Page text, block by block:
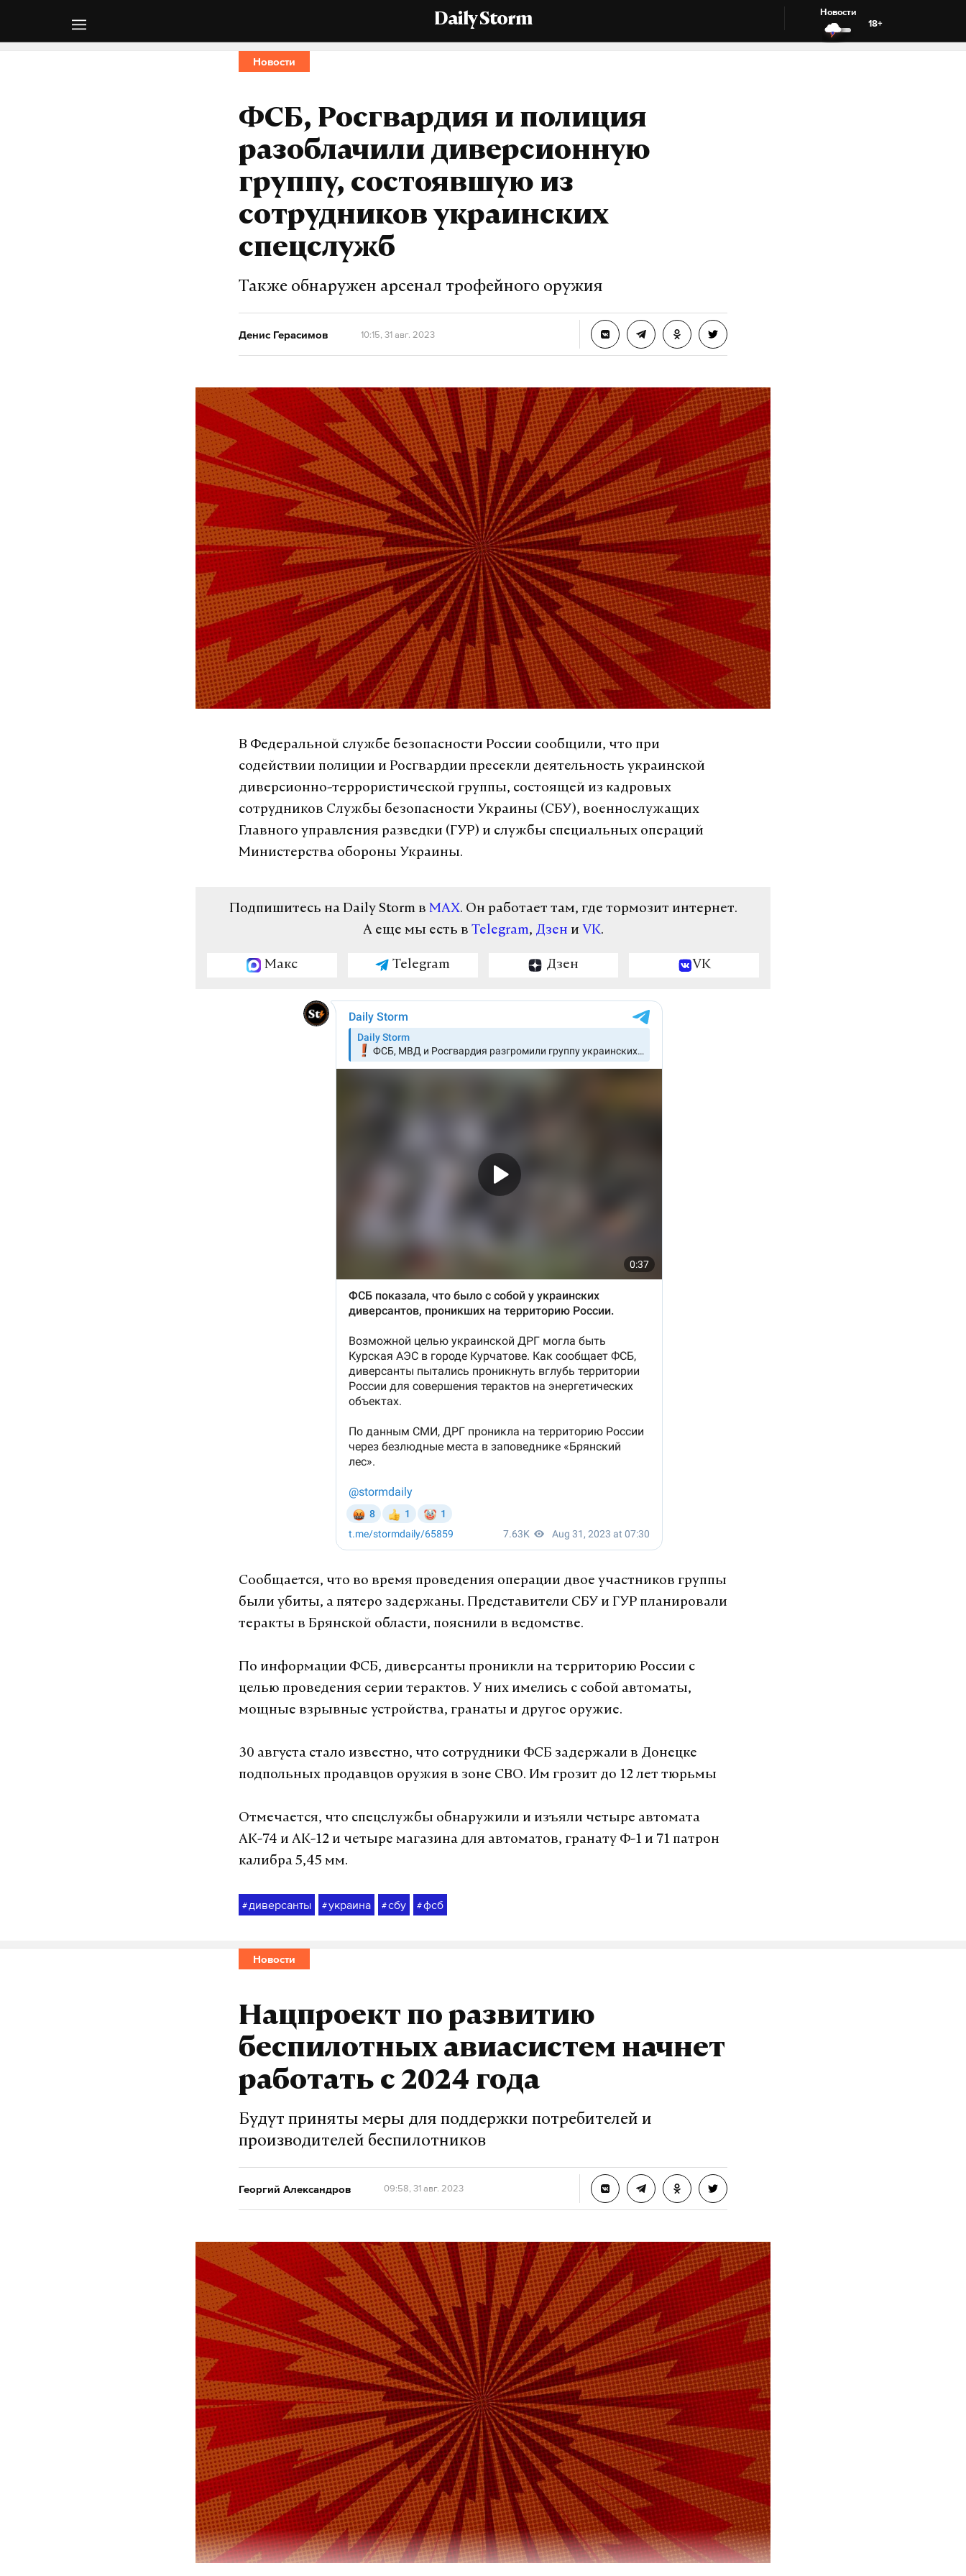
Daily Storm
Новости
18+
Новости
ФСБ, Росгвардия и полиция
разоблачили диверсионную
группу, состоявшую из
сотрудников украинских
спецслужб
Также обнаружен арсенал трофейного оружия
Денис Герасимов 10:15, 31 авг. 2023
В Федеральной службе безопасности России сообщили, что при
содействии полиции и Росгвардии пресекли деятельность украинской
диверсионно-террористической группы, состоящей из кадровых
сотрудников Службы безопасности Украины (СБУ), военнослужащих
Главного управления разведки (ГУР) и службы специальных операций
Министерства обороны Украины.
Подпишитесь на Daily Storm в MAX. Он работает там, где тормозит интернет.
А еще мы есть в Telegram, Дзен и VK.
Макс Telegram Дзен VK
Сообщается, что во время проведения операции двое участников группы
были убиты, а пятеро задержаны. Представители СБУ и ГУР планировали
теракты в Брянской области, пояснили в ведомстве.
По информации ФСБ, диверсанты проникли на территорию России с
целью проведения серии терактов. У них имелись с собой автоматы,
мощные взрывные устройства, гранаты и другое оружие.
30 августа стало известно, что сотрудники ФСБ задержали в Донецке
подпольных продавцов оружия в зоне СВО. Им грозит до 12 лет тюрьмы
Отмечается, что спецслужбы обнаружили и изъяли четыре автомата
АК-74 и АК-12 и четыре магазина для автоматов, гранату Ф-1 и 71 патрон
калибра 5,45 мм.
# диверсанты #украина #сбу #фсб
Новости
Нацпроект по развитию
беспилотных авиасистем начнет
работать с 2024 года
Будут приняты меры для поддержки потребителей и
производителей беспилотников
Георгий Александров 09:58, 31 авг. 2023